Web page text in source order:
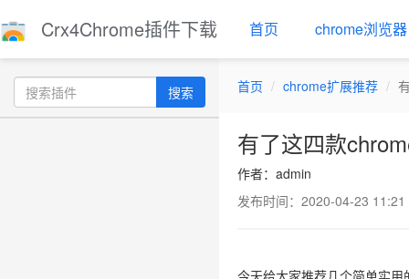
Crx4Chrome插件下载 首页 chrome浏览器
搜索 首页 chrome扩展推荐
有了这四款
作者：admin
发布时间：2020-04-23 11:21